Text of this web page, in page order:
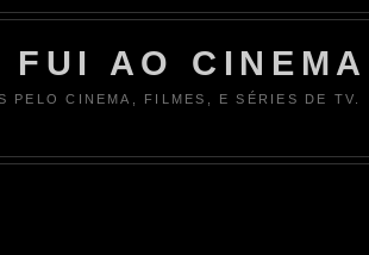
FUI AO CINEMA
PELO CINEMA, FILMES, E SÉRIES DE TV.